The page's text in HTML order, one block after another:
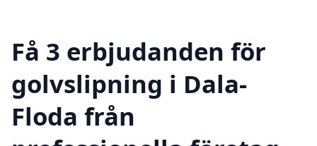
Få 3 erbjudanden för
golvslipning i Dala-
Floda från